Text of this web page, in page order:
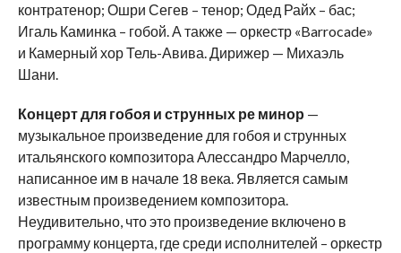
контратенор; Ошри Сегев – тенор; Одед Райх – бас;
Игаль Каминка – гобой. А также — оркестр «Barrocade»
и Камерный хор Тель-Авива. Дирижер — Михаэль
Шани.
Концерт для гобоя и струнных ре минор —
музыкальное произведение для гобоя и струнных
итальянского композитора Алессандро Марчелло,
написанное им в начале 18 века. Является самым
известным произведением композитора.
Неудивительно, что это произведение включено в
программу концерта, где среди исполнителей – оркестр